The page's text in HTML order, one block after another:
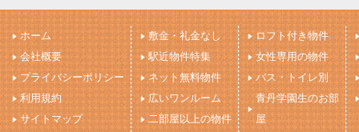
ホーム
会社概要
プライバシーポリシー
利用規約
サイトマップ
敷金・礼金なし
駅近物件特集
ネット無料物件
広いワンルーム
二部屋以上の物件
ロフト付き物件
女性専用の物件
バス・トイレ別
青丹学園生のお部
屋